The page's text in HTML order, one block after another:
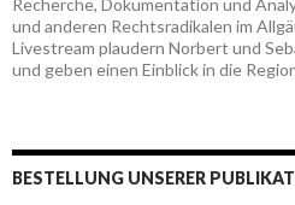
Recherche, Dokumentation und
und anderen Rechtsradikalen im
Livestream plaudern Norbert und
und geben einen Einblick in die
BESTELLUNG UNSERER